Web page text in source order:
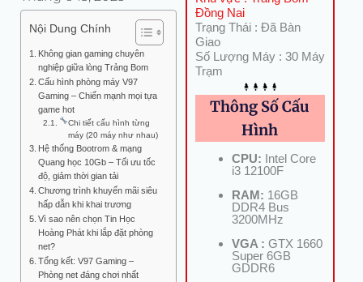
Nội Dung Chính
Không gian gaming chuyên
nghiệp giữa lòng Trảng Bom
Cấu hình phòng máy V97
Gaming – Chiến mạnh mọi tựa
game hot
Chi tiết cấu hình từng
máy (20 máy như nhau)
Hệ thống Bootrom & mạng
Quang học 10Gb – Tối ưu tốc
độ, giảm thời gian tải
Chương trình khuyến mãi siêu
hấp dẫn khi khai trương
Vì sao nên chọn Tin Học
Hoàng Phát khi lắp đặt phòng
net?
Tổng kết: V97 Gaming –
Phòng net đáng chơi nhất
Đồng Nai
Trạng Thái : Đã Bàn
Giao
Số Lượng Máy : 30 Máy
Trạm
Thông Số Cấu
Hình
CPU: Intel Core
i3 12100F
RAM: 16GB
DDR4 Bus
3200MHz
VGA : GTX 1660
Super 6GB
GDDR6